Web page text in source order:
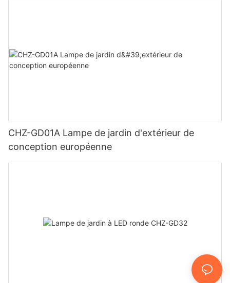
CHZ-GD01A Lampe de jardin d'extérieur de
conception européenne